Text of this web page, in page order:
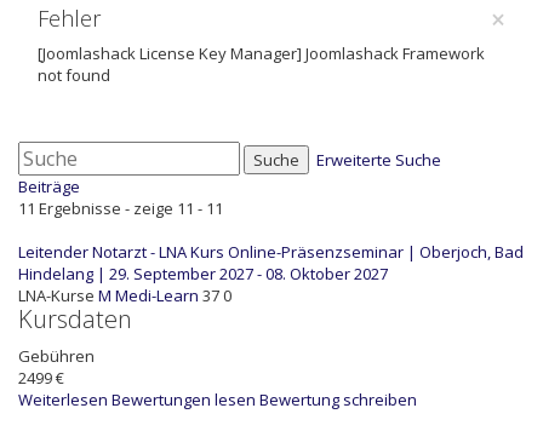
×
Fehler
[Joomlashack License Key Manager] Joomlashack Framework
not found
Suche
Erweiterte Suche
Beiträge
11 Ergebnisse - zeige 11 - 11
Leitender Notarzt - LNA Kurs Online-Präsenzseminar | Oberjoch, Bad
Hindelang | 29. September 2027 - 08. Oktober 2027
LNA-Kurse M Medi-Learn 370
Kursdaten
Gebühren
2499 €
Weiterlesen Bewertungen lesen Bewertung schreiben